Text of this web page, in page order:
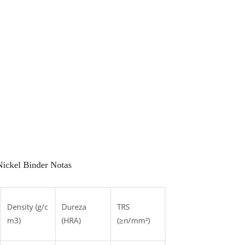
Binder Notas
Density (g/c
m3)
Dureza
(HRA)
TRS
(≥n/mm²)